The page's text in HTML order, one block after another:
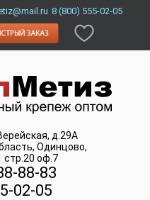
8 (800) 555-02-05
д.29А
Одинцово,
стр.20 оф.7
88-83
02-05